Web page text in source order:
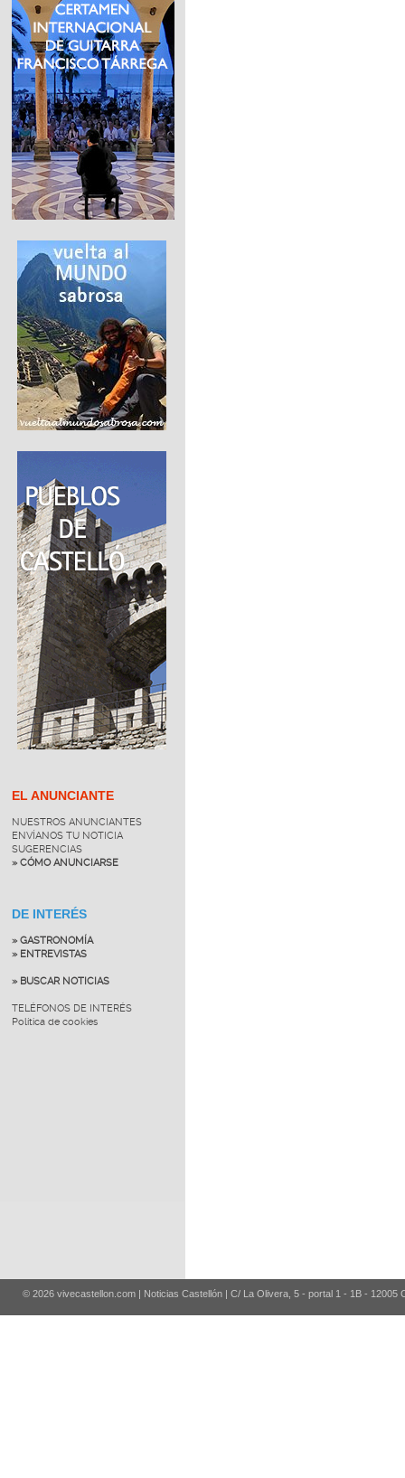
EL ANUNCIANTE
NUESTROS ANUNCIANTES
ENVÍANOS TU NOTICIA
SUGERENCIAS
» CÓMO ANUNCIARSE
DE INTERÉS
» GASTRONOMÍA
» ENTREVISTAS
» BUSCAR NOTICIAS
TELÉFONOS DE INTERÉS
Política de cookies
© 2026 vivecastellon.com | Noticias Castellón | C/ La Olivera, 5 - portal 1 - 1B - 12005